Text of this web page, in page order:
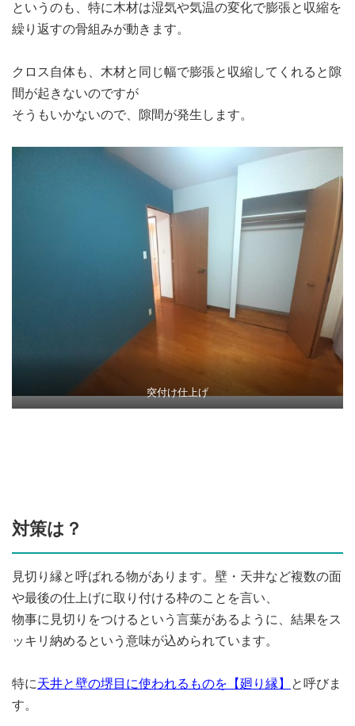
というのも、特に木材は湿気や気温の変化で膨張と収縮を
繰り返すの骨組みが動きます。
クロス自体も、木材と同じ幅で膨張と収縮してくれると隙
間が起きないのですが
そうもいかないので、隙間が発生します。
突付け仕上げ
対策は？
見切り縁と呼ばれる物があります。壁・天井など複数の面
や最後の仕上げに取り付ける枠のことを言い、
物事に見切りをつけるという言葉があるように、結果をス
ッキリ納めるという意味が込められています。
特に天井と壁の堺目に使われるものを【廻り縁】
と呼びま
す。